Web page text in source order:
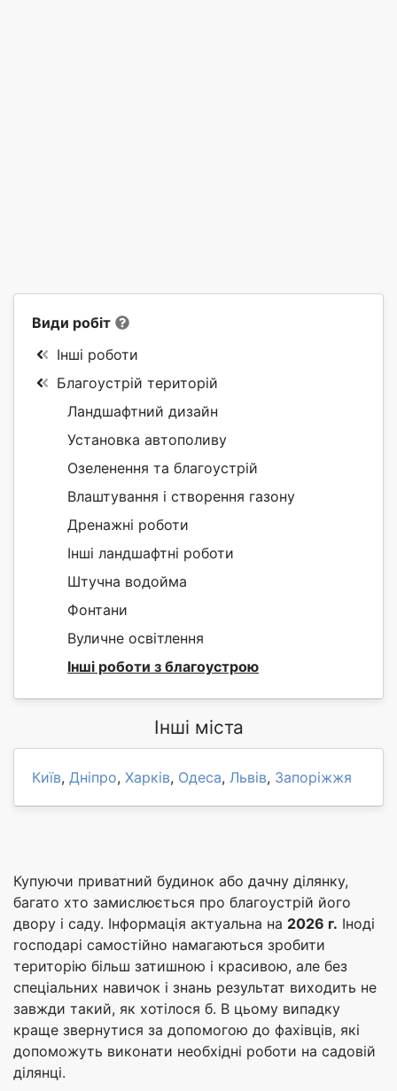
Види робіт
Інші роботи
Благоустрій територій
Ландшафтний дизайн
Установка автополиву
Озеленення та благоустрій
Влаштування і створення газону
Дренажні роботи
Інші ландшафтні роботи
Штучна водойма
Фонтани
Вуличне освітлення
Інші роботи з благоустрою
Інші міста
Київ, Дніпро, Харків, Одеса, Львів, Запоріжжя
Купуючи приватний будинок або дачну ділянку,
багато хто замислюється про благоустрій його
двору і саду. Інформація актуальна на 2026 г. Іноді
господарі самостійно намагаються зробити
територію більш затишною і красивою, але без
спеціальних навичок і знань результат виходить не
завжди такий, як хотілося б. В цьому випадку
краще звернутися за допомогою до фахівців, які
допоможуть виконати необхідні роботи на садовій
ділянці.